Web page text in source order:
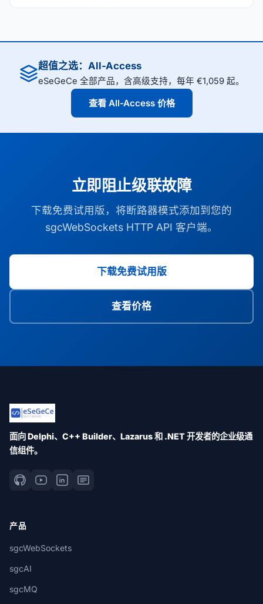
超值之选：All-Access
eSeGeCe 全部产品，含高级支持，每年 €1,059 起。
查看 All-Access 价格
立即阻止级联故障
下载免费试用版，将断路器模式添加到您的
sgcWebSockets HTTP API 客户端。
下载免费试用版
查看价格
面向 Delphi、C++ Builder、Lazarus 和 .NET 开发者的企业级通
信组件。
产品
sgcWebSockets
sgcAI
sgcMQ